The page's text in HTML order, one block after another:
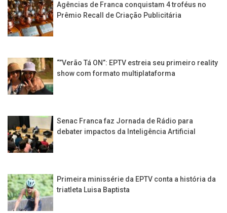
Agências de Franca conquistam 4 troféus no
Prêmio Recall de Criação Publicitária
“”Verão Tá ON”: EPTV estreia seu primeiro reality
show com formato multiplataforma
Senac Franca faz Jornada de Rádio para
debater impactos da Inteligência Artificial
Primeira minissérie da EPTV conta a história da
triatleta Luisa Baptista